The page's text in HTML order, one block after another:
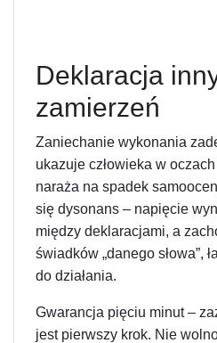
Deklaracja
zamierzeń
Zaniechanie wykonania
ukazuje człowieka w
naraża na spadek
się dysonans – napięcie
między deklaracjami, a
świadków „danego słowa”,
do działania.
Gwarancja pięciu minut –
jest pierwszy krok. Nie